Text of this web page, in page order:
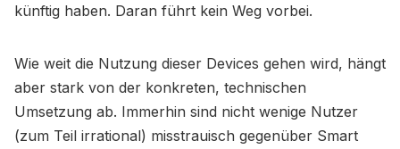
künftig haben. Daran führt kein Weg vorbei.
Wie weit die Nutzung dieser Devices gehen wird, hängt
aber stark von der konkreten, technischen
Umsetzung ab. Immerhin sind nicht wenige Nutzer
(zum Teil irrational) misstrauisch gegenüber Smart